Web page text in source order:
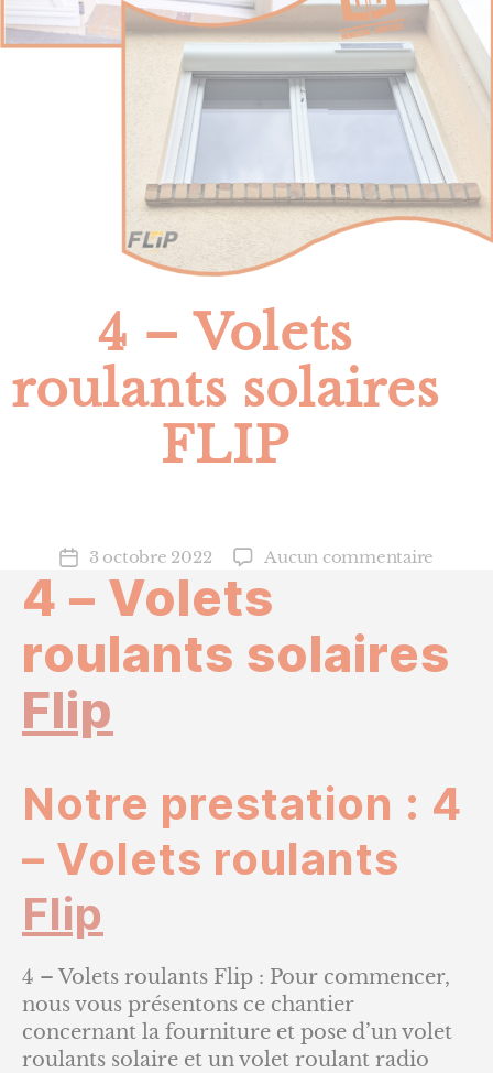
4 – Volets
roulants solaires
FLIP
Date
l’article
3 octobre 2022 Aucun commentaire
4 – Volets
roulants solaires
Flip
Notre prestation : 4
– Volets roulants
Flip
4 – Volets roulants Flip : Pour commencer,
nous vous présentons ce chantier
concernant la fourniture et pose d’un volet
roulants solaire et un volet roulant radio